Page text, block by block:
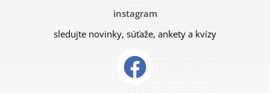
instagram
sledujte novinky, súťaže, ankety a kvízy